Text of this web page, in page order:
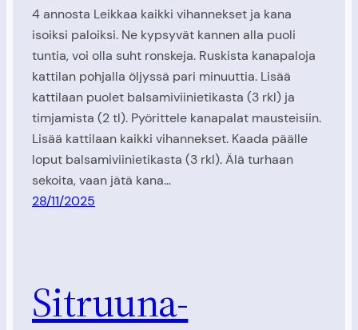
4 annosta Leikkaa kaikki vihannekset ja kana
isoiksi paloiksi. Ne kypsyvät kannen alla puoli
tuntia, voi olla suht ronskeja. Ruskista kanapaloja
kattilan pohjalla öljyssä pari minuuttia. Lisää
kattilaan puolet balsamiviinietikasta (3 rkl) ja
timjamista (2 tl). Pyörittele kanapalat mausteisiin.
Lisää kattilaan kaikki vihannekset. Kaada päälle
loput balsamiviinietikasta (3 rkl). Älä turhaan
sekoita, vaan jätä kana…
28/11/2025
Sitruuna-